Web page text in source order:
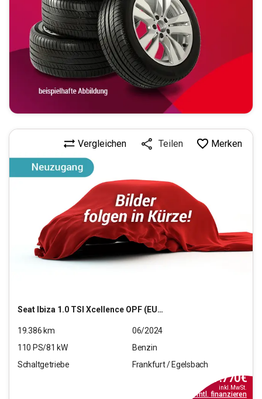
Seat Ibiza 1.0 TSI Xcellence OPF (EURO 6d)
Vergleichen Teilen Merken
19.386 km
06/2024
110 PS/81 kW
Benzin
Schaltgetriebe
Frankfurt / Egelsbach
17.770€
inkl.MwSt.
mtl. finanzieren